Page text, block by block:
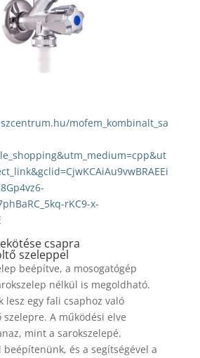
mofem_kombinalt_sa
rKC9-x-
csapra
szeleppel
beépítve, a mosogatógép
nélkül is megoldható.
lesz egy fali csaphoz való
A működési elve
mint a sarokszelepé.
és a segítségével a